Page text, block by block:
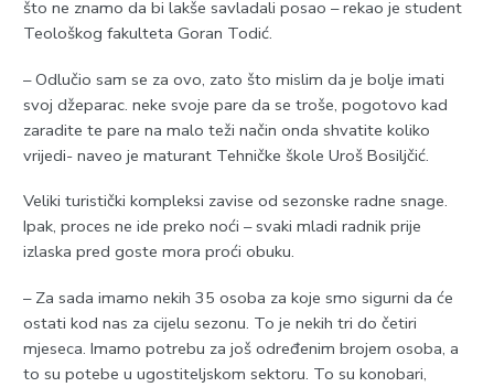
što ne znamo da bi lakše savladali posao – rekao je student
Teološkog fakulteta Goran Todić.
– Odlučio sam se za ovo, zato što mislim da je bolje imati
svoj džeparac. neke svoje pare da se troše, pogotovo kad
zaradite te pare na malo teži način onda shvatite koliko
vrijedi- naveo je maturant Tehničke škole Uroš Bosiljčić.
Veliki turistički kompleksi zavise od sezonske radne snage.
Ipak, proces ne ide preko noći – svaki mladi radnik prije
izlaska pred goste mora proći obuku.
– Za sada imamo nekih 35 osoba za koje smo sigurni da će
ostati kod nas za cijelu sezonu. To je nekih tri do četiri
mjeseca. Imamo potrebu za još određenim brojem osoba, a
to su potebe u ugostiteljskom sektoru. To su konobari,